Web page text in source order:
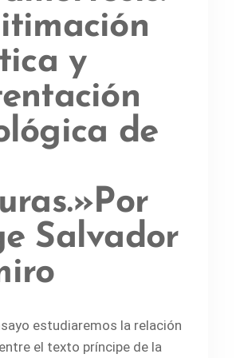
y
de
Salvador
estudiaremos la relación
el texto príncipe de la